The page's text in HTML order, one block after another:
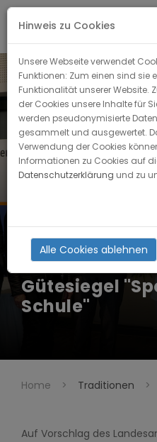
NOV
2023
Gütesiegel
Schule"
Home > Traditionen >
Auf Vorschlag des
Hinweis zu Cookies
Unsere Webseite verwendet
Funktionen: Zum einen sind
Funktionalität unserer Website.
der Cookies unsere Inhalte für
werden pseudonymisierte
gesammelt und ausgewertet.
Verwendung der Cookies
Informationen zu Cookies auf
Datenschutzerklärung und zu
Alle Cookies ablehnen